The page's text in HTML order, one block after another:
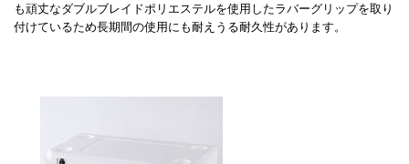
も頑丈なダブルブレイドポリエステルを使用したラバーグリップを取り
付けているため長期間の使用にも耐えうる耐久性があります。